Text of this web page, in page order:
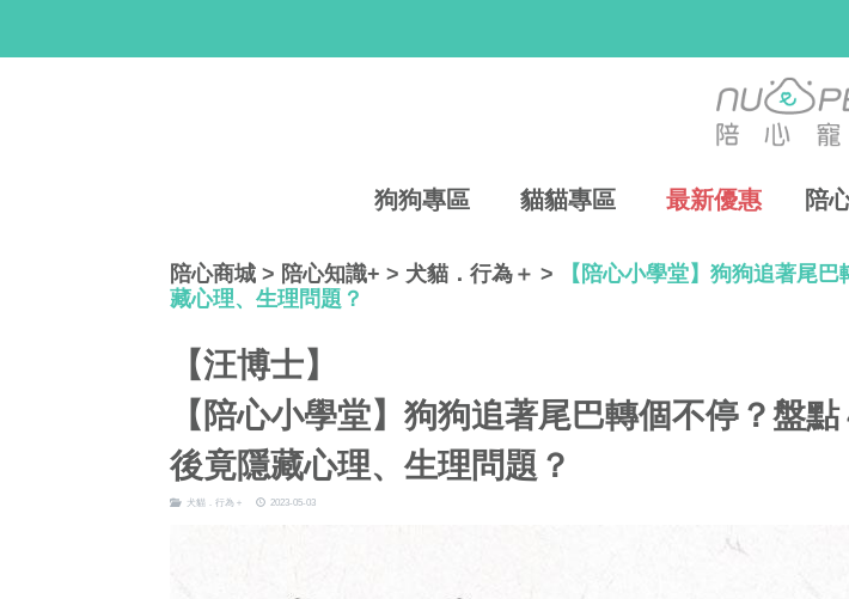
狗狗專區 貓貓專區 最新優惠 陪
陪心商城 > 陪心知識+ > 犬貓．行為＋ >
【陪心小學堂】狗狗追著尾
藏心理、生理問題？
【汪博士】
【陪心小學堂】狗狗追著尾巴轉個不停？盤
後竟隱藏心理、生理問題？
犬貓．行為＋ 2023-05-03